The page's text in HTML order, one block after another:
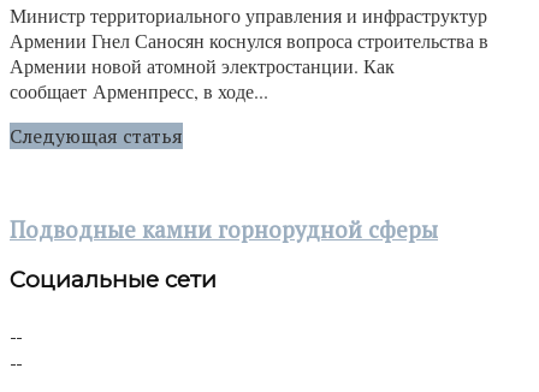
Министр территориального управления и инфраструктур
Армении Гнел Саносян коснулся вопроса строительства в
Армении новой атомной электростанции. Как
сообщает Арменпресс, в ходе...
Следующая статья
Подводные камни горнорудной сферы
Социальные сети